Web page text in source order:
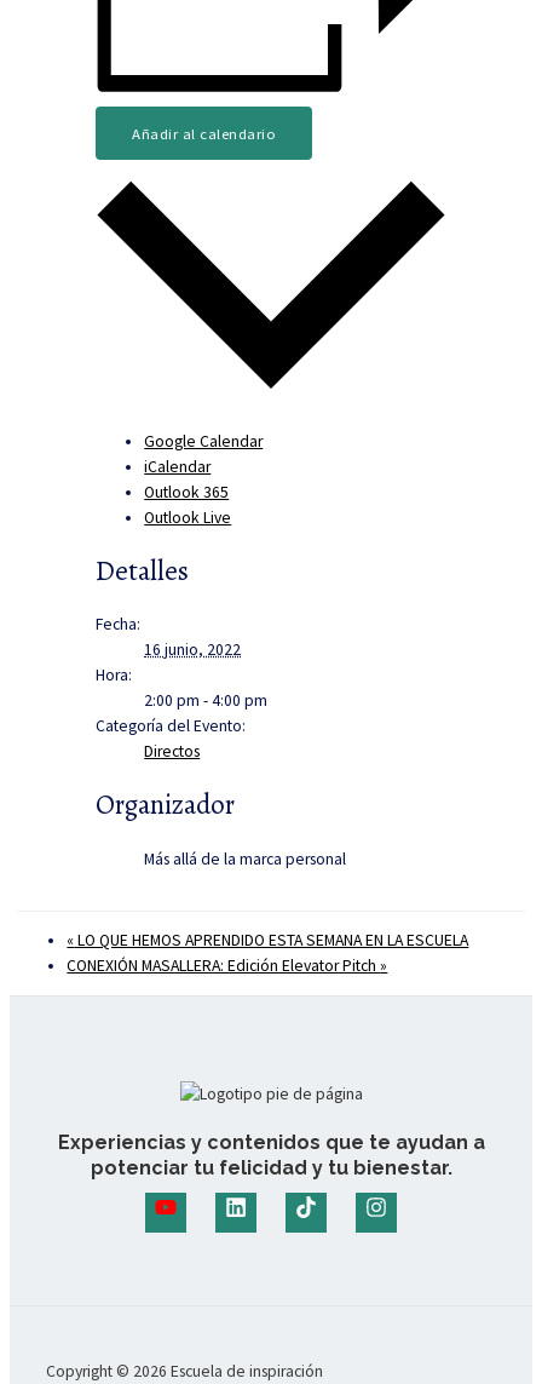
Añadir al calendario
Google Calendar
iCalendar
Outlook 365
Outlook Live
Detalles
Fecha:
16 junio, 2022
Hora:
2:00 pm - 4:00 pm
Categoría del Evento:
Directos
Organizador
Más allá de la marca personal
«LO QUE HEMOS APRENDIDO ESTA SEMANA EN LA ESCUELA
CONEXIÓN MASALLERA: Edición Elevator Pitch»
Experiencias y contenidos que te ayudan a
potenciar tu felicidad y tu bienestar.
Copyright © 2026 Escuela de inspiración